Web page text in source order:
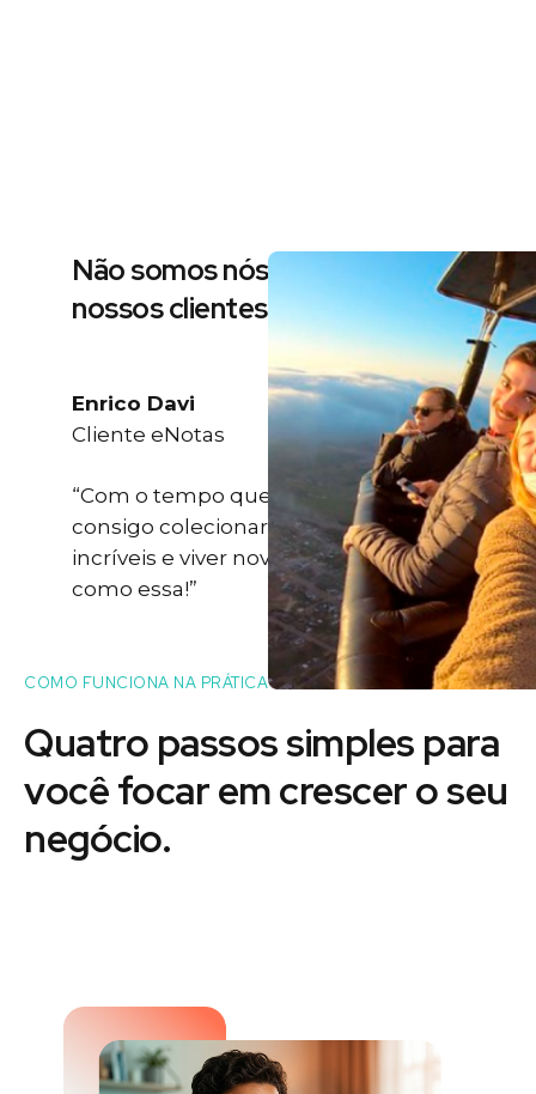
Não somos nós dizendo, são
nossos clientes
Enrico Davi
Cliente eNotas
“Com o tempo que eu ganho eu
consigo colecionar momentos
incríveis e viver novas experiências
como essa!”
COMO FUNCIONA NA PRÁTICA
Quatro passos simples para
vocêfocarem crescer o seu
negócio.